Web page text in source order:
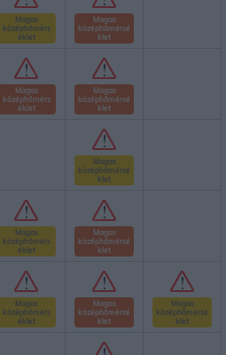
Magas
középhőmérs
éklet
Magas
középhőmérsé
klet
Magas
középhőmérs
éklet
Magas
középhőmérsé
klet
Magas
középhőmérsé
klet
Magas
középhőmérs
éklet
Magas
középhőmérsé
klet
Magas
középhőmérs
éklet
Magas
középhőmérsé
klet
Magas
középhőmérsé
klet